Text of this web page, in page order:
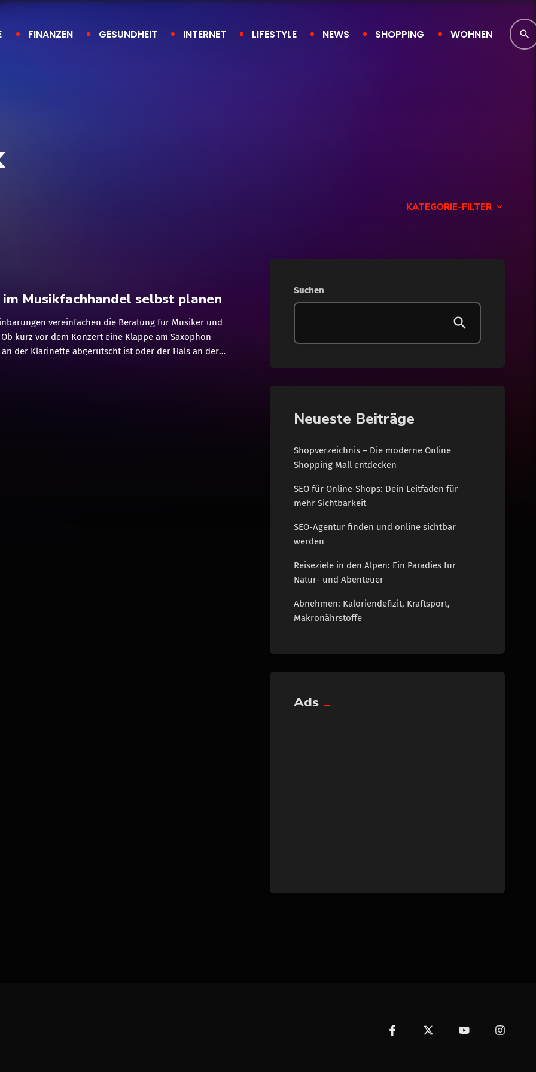
FINANZEN GESUNDHEIT INTERNET LIFESTYLE NEWS SHOPPING WOHNEN search
KATEGORIE-FILTER keyboard_arrow_down
Internet
Lifestyle
Shopping
Wohnen
Musikfachhandel selbst planen
vereinfachen die Beratung für Musiker und
kurz vor dem Konzert eine Klappe am Saxophon
der Klarinette abgerutscht ist oder der Hals an der
Suchen
Neueste Beiträge
Shopverzeichnis – Die moderne Online
Shopping Mall entdecken
SEO für Online-Shops: Dein Leitfaden für
mehr Sichtbarkeit
SEO-Agentur finden und online sichtbar
werden
Reiseziele in den Alpen: Ein Paradies für
Natur- und Abenteuer
Abnehmen: Kaloriendefizit, Kraftsport,
Makronährstoffe
Ads